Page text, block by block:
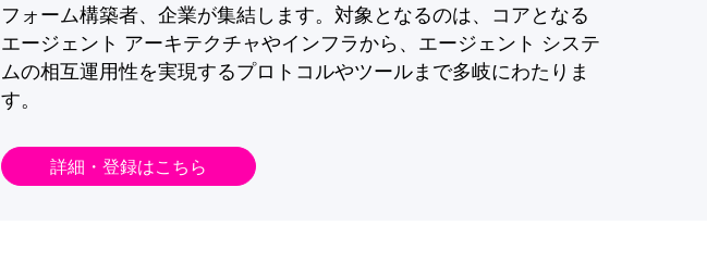
フォーム構築者、企業が集結します。対象となるのは、コアとなる
エージェント アーキテクチャやインフラから、エージェント システ
ムの相互運用性を実現するプロトコルやツールまで多岐にわたりま
す。
詳細・登録はこちら